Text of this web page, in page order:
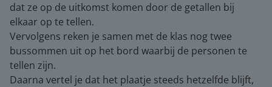
dat ze op de uitkomst komen door de getallen bij
elkaar op te tellen.
Vervolgens reken je samen met de klas nog twee
bussommen uit op het bord waarbij de personen te
tellen zijn.
Daarna vertel je dat het plaatje steeds hetzelfde blijft,